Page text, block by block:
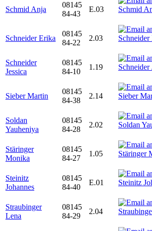
Schmid Anja
08145
84-43
E.03
Schneider Erika
08145
84-22
2.03
Schneider
Jessica
08145
84-10
1.19
Sieber Martin
08145
84-38
2.14
Soldan
Yauheniya
08145
84-28
2.02
Stäringer
Monika
08145
84-27
1.05
Steinitz
Johannes
08145
84-40
E.01
Straubinger
Lena
08145
84-29
2.04